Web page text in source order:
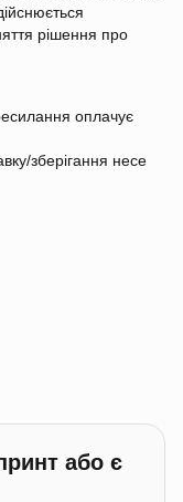
рішення про
оплачує
зберігання несе
або є